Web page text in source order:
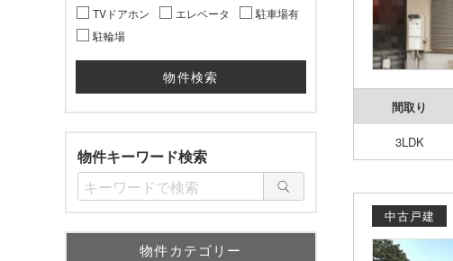
間取り
3LDK
中古戸建
TVドアホン
エレベータ
駐車場有
駐輪場
物件キーワード検索
物件カテゴリー